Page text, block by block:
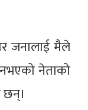
जनालाई मैले
नेताको